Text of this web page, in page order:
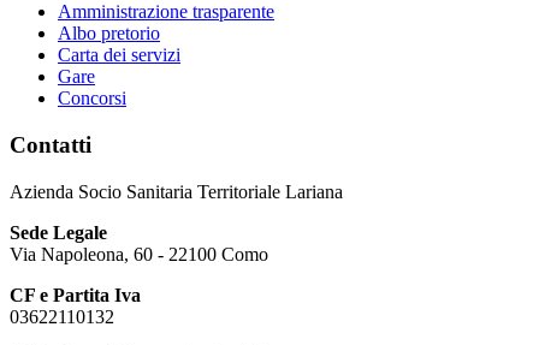
Amministrazione trasparente
Albo pretorio
Carta dei servizi
Gare
Concorsi
Contatti
Azienda Socio Sanitaria Territoriale Lariana
Sede Legale
Via Napoleona, 60 - 22100 Como
CF e Partita Iva
03622110132